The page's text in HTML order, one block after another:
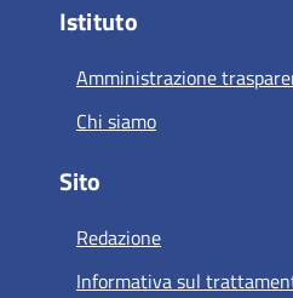
Istituto
Amministrazione
Chi siamo
Sito
Redazione
Informativa sul